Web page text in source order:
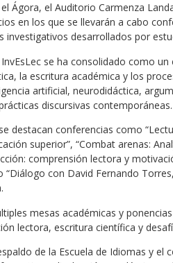
Ágora, el Auditorio Carmenza
en los que se llevarán a cabo
investigativos desarrollados por
se ha consolidado como
la escritura académica y los
artificial, neurodidáctica,
discursivas contemporáneas.
destacan conferencias como
superior”, “Combat arenas:
comprensión lectora y
con David Fernando
mesas académicas y
lectora, escritura científica y
de la Escuela de Idiomas y